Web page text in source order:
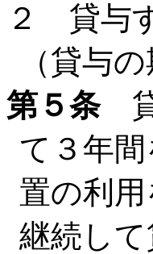
２ 貸与
（貸与の
第５条貸
て３年
置の利
継続し